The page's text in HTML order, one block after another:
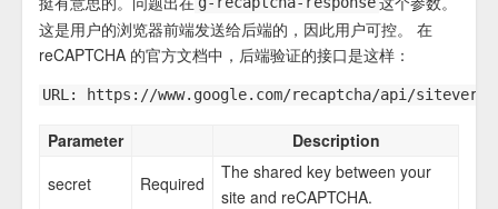
这是用户的浏览器前端发送给后端的，因此用户可控。 在
reCAPTCHA 的官方文档中，后端验证的接口是这样：
Parameter
Description
secret
Required
The shared key between your
site and reCAPTCHA.